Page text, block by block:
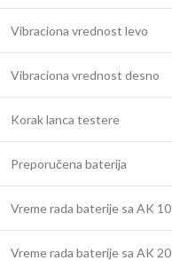
Vibraciona vrednost levo
Vibraciona vrednost desno
Korak lanca testere
Preporučena baterija
Vreme rada baterije sa AK 10
Vreme rada baterije sa AK 20